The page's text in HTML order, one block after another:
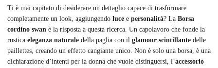
Ti è mai capitato di desiderare un dettaglio capace di trasformare
completamente un look, aggiungendo luce e personalità? La Borsa
cordino swan è la risposta a questa ricerca. Un capolavoro che fonde la
rustica eleganza naturale della paglia con il glamour scintillante delle
paillettes, creando un effetto cangiante unico. Non è solo una borsa, è una
dichiarazione d’intenti per la donna che vuole distinguersi, l’accessorio